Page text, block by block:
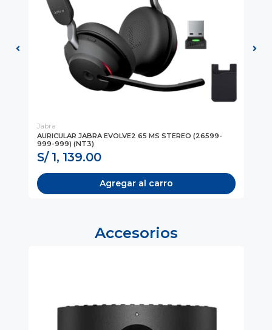
Jabra
AURICULAR JABRA EVOLVE2 65 MS STEREO (26599-
999-999) (NT3)
S/ 1, 139.00
Agregar al carro
Accesorios